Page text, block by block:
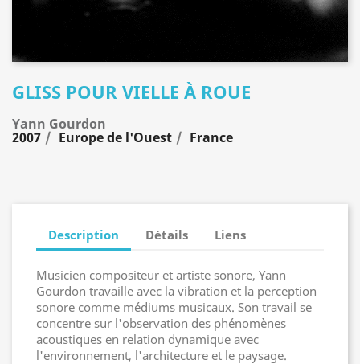
GLISS POUR VIELLE À ROUE
Yann Gourdon
2007 Europe de l'Ouest France
Description Détails Liens
Musicien compositeur et artiste sonore, Yann
Gourdon travaille avec la vibration et la perception
sonore comme médiums musicaux. Son travail se
concentre sur l'observation des phénomènes
acoustiques en relation dynamique avec
l'environnement, l'architecture et le paysage.